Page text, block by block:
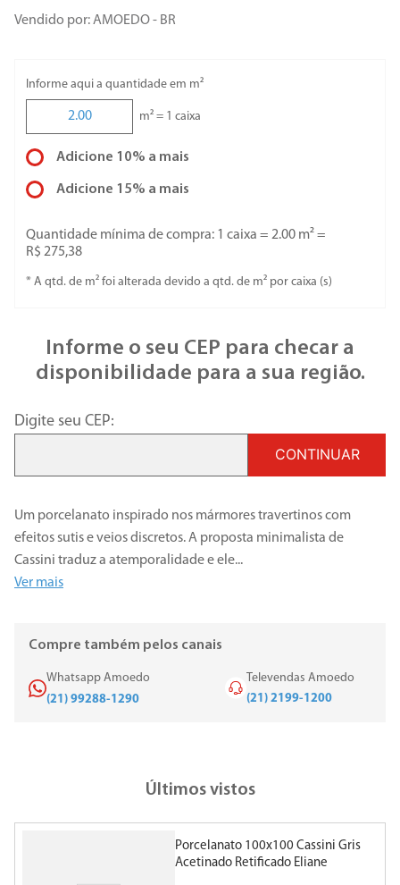
Vendido por:AMOEDO - BR
Informe aqui a quantidade em m²
m² = 1 caixa
Adicione 10% a mais
Adicione 15% a mais
Quantidade mínima de compra: 1 caixa = 2.00 m² =
R$ 275,38
* A qtd. de m² foi alterada devido a qtd. de m² por caixa (s)
Informe o seu CEP para checar a
disponibilidade para a sua região.
Digite seu CEP:
CONTINUAR
Um porcelanato inspirado nos mármores travertinos com
efeitos sutis e veios discretos. A proposta minimalista de
Cassini traduz a atemporalidade e ele...
Ver mais
Compre também pelos canais
Whatsapp Amoedo
(21) 99288-1290
Televendas Amoedo
(21) 2199-1200
Últimos vistos
Porcelanato 100x100 Cassini Gris
Acetinado Retificado Eliane